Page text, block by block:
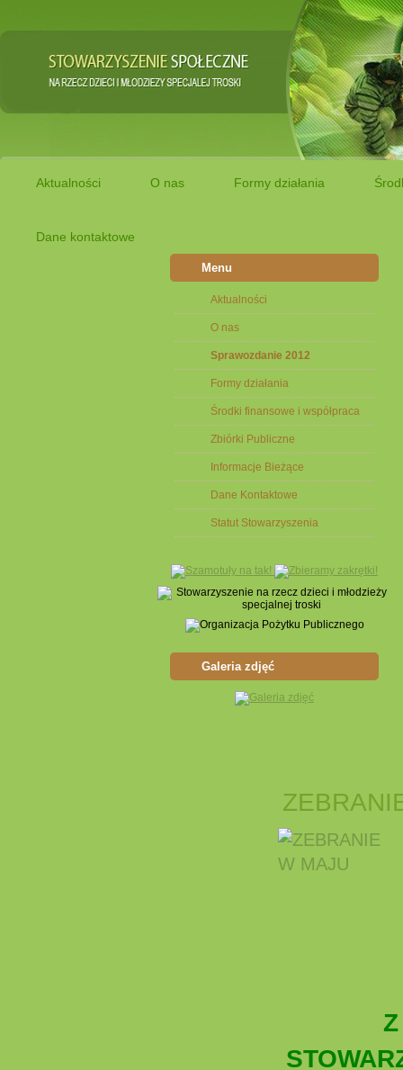
Aktualności O nas Formy działania
Dane kontaktowe
Menu
Aktualności
O nas
Sprawozdanie 2012
Formy działania
Środki finansowe i współpraca
Zbiórki Publiczne
Informacje Bieżące
Dane Kontaktowe
Statut Stowarzyszenia
Galeria zdjęć